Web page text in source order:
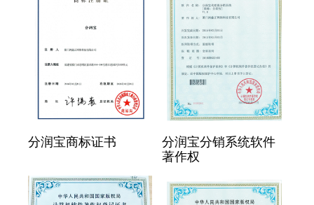
分润宝商标证书
分润宝分销系统软件
著作权